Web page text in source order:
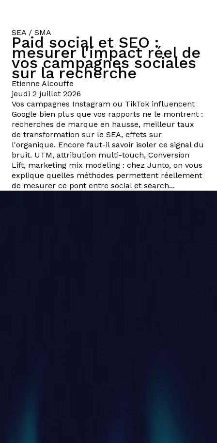
SEA / SMA
Paid social et SEO :
mesurer l'impact réel de
vos campagnes sociales
sur la recherche
Etienne Alcouffe
jeudi 2 juillet 2026
Vos campagnes Instagram ou TikTok influencent
Google bien plus que vos rapports ne le montrent :
recherches de marque en hausse, meilleur taux
de transformation sur le SEA, effets sur
l'organique. Encore faut-il savoir isoler ce signal du
bruit. UTM, attribution multi-touch, Conversion
Lift, marketing mix modeling : chez Junto, on vous
explique quelles méthodes permettent réellement
de mesurer ce pont entre social et search...